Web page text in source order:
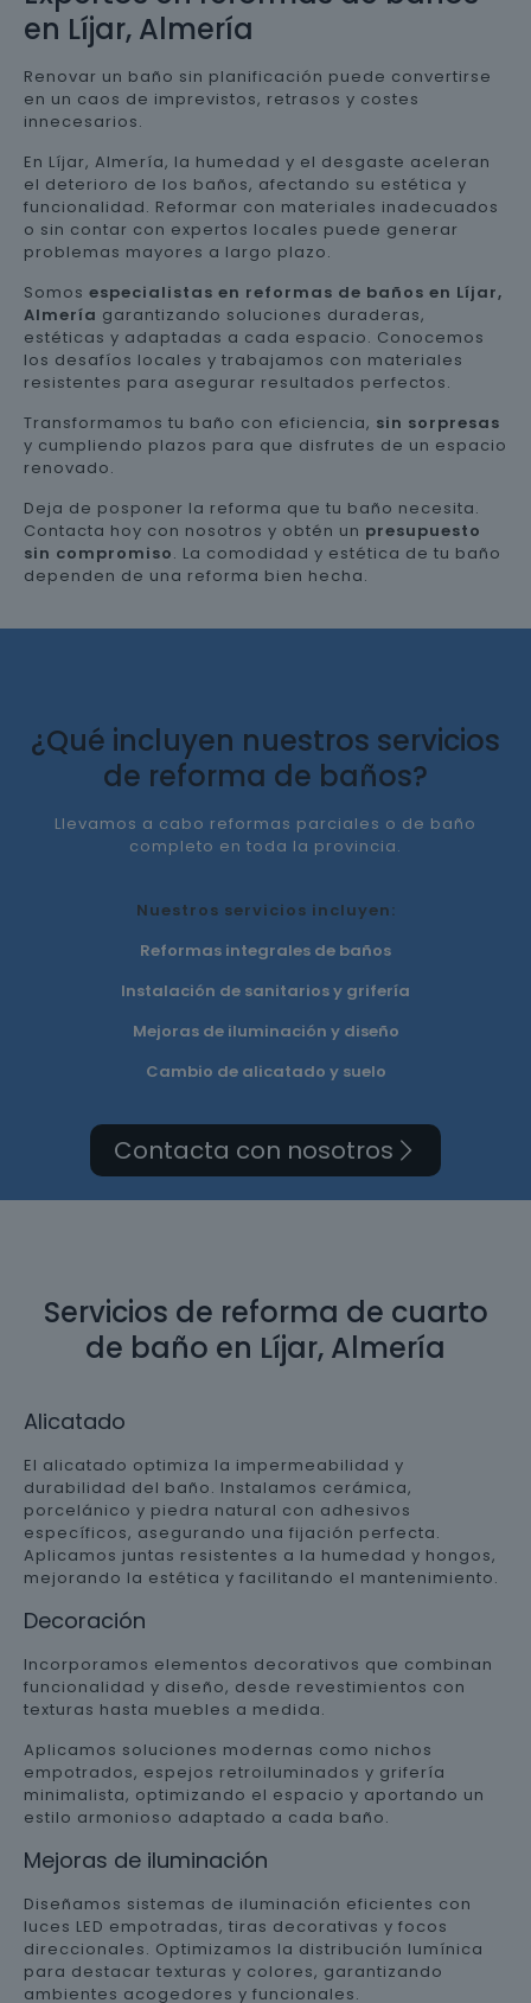
en Líjar, Almería
Renovar un baño sin planificación puede convertirse
en un caos de imprevistos, retrasos y costes
innecesarios.
En Líjar, Almería, la humedad y el desgaste aceleran
el deterioro de los baños, afectando su estética y
funcionalidad. Reformar con materiales inadecuados
o sin contar con expertos locales puede generar
problemas mayores a largo plazo.
Somos especialistas en reformas de baños en Líjar,
Almería garantizando soluciones duraderas,
estéticas y adaptadas a cada espacio. Conocemos
los desafíos locales y trabajamos con materiales
resistentes para asegurar resultados perfectos.
Transformamos tu baño con eficiencia, sin sorpresas
y cumpliendo plazos para que disfrutes de un espacio
renovado.
Deja de posponer la reforma que tu baño necesita.
Contacta hoy con nosotros y obtén un presupuesto
sin compromiso. La comodidad y estética de tu baño
dependen de una reforma bien hecha.
¿Qué incluyen nuestros servicios
de reforma de baños?
Llevamos a cabo reformas parciales o de baño
completo en toda la provincia.
Nuestros servicios incluyen:
Reformas integrales de baños
Instalación de sanitarios y grifería
Mejoras de iluminación y diseño
Cambio de alicatado y suelo
Contacta con nosotros
Servicios de reforma de cuarto
de baño en Líjar, Almería
Alicatado
El alicatado optimiza la impermeabilidad y
durabilidad del baño. Instalamos cerámica,
porcelánico y piedra natural con adhesivos
específicos, asegurando una fijación perfecta.
Aplicamos juntas resistentes a la humedad y hongos,
mejorando la estética y facilitando el mantenimiento.
Decoración
Incorporamos elementos decorativos que combinan
funcionalidad y diseño, desde revestimientos con
texturas hasta muebles a medida.
Aplicamos soluciones modernas como nichos
empotrados, espejos retroiluminados y grifería
minimalista, optimizando el espacio y aportando un
estilo armonioso adaptado a cada baño.
Mejoras de iluminación
Diseñamos sistemas de iluminación eficientes con
luces LED empotradas, tiras decorativas y focos
direccionales. Optimizamos la distribución lumínica
para destacar texturas y colores, garantizando
ambientes acogedores y funcionales.